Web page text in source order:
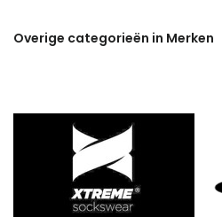
Overige categorieën in Merken